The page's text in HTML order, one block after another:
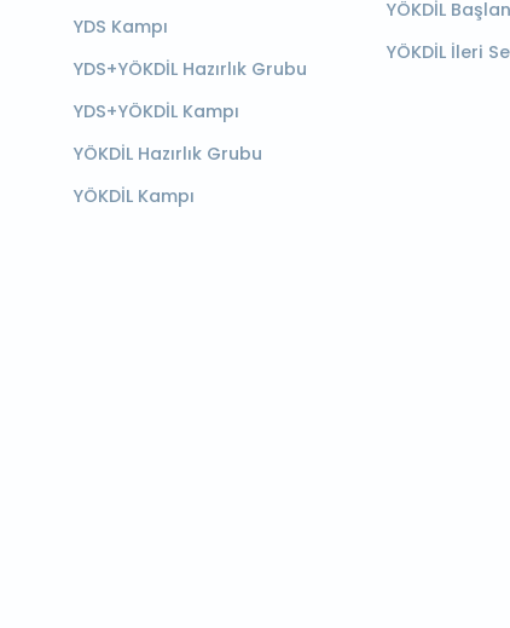
YDS Kampı
YDS+YÖKDİL Hazırlık Grubu
YDS+YÖKDİL Kampı
YÖKDİL Hazırlık Grubu
YÖKDİL Kampı
YÖKDİL
YÖKDİL İleri